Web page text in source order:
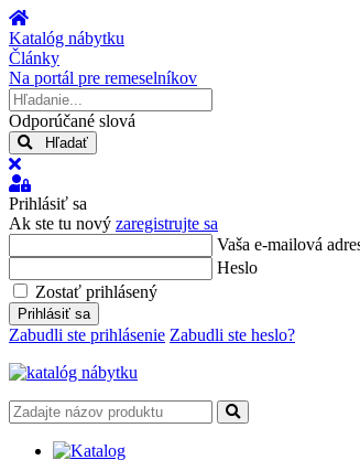
Úvod
Katalóg nábytku
Články
Na portál pre remeselníkov
Hľadanie...
Odporúčané slová
Hľadať
x
Prihlásiť
sa
Prihlásiť sa
Ak ste tu nový zaregistrujte sa
Vaša e-mailová
Heslo
Zostať prihlásený
Prihlásiť sa
Zabudli ste prihlásenie Zabudli ste heslo?